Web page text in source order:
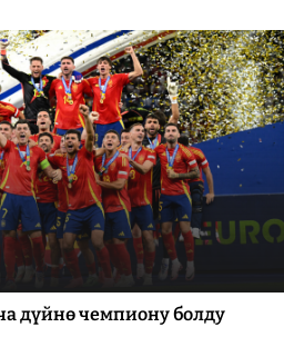
дүйнө чемпиону болду